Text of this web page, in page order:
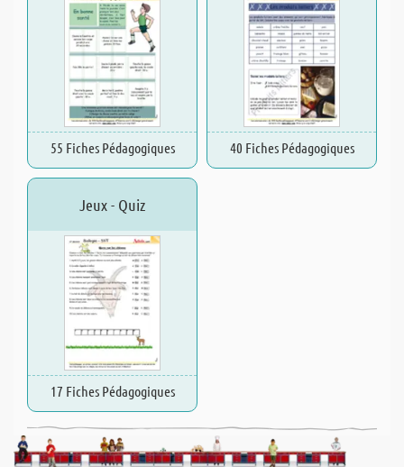
55 Fiches Pédagogiques 40 Fiches Pédagogiques
Jeux - Quiz
17 Fiches Pédagogiques